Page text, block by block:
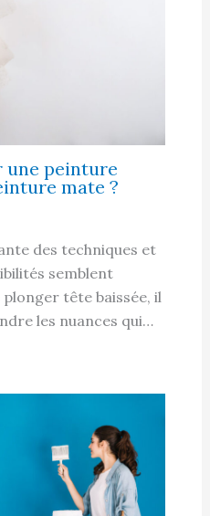
une peinture
mate ?
des techniques et
semblent
tête baissée, il
les nuances qui…